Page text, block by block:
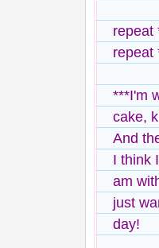
repeat
repeat
***I'm
cake,
And
I think
am
just
day!